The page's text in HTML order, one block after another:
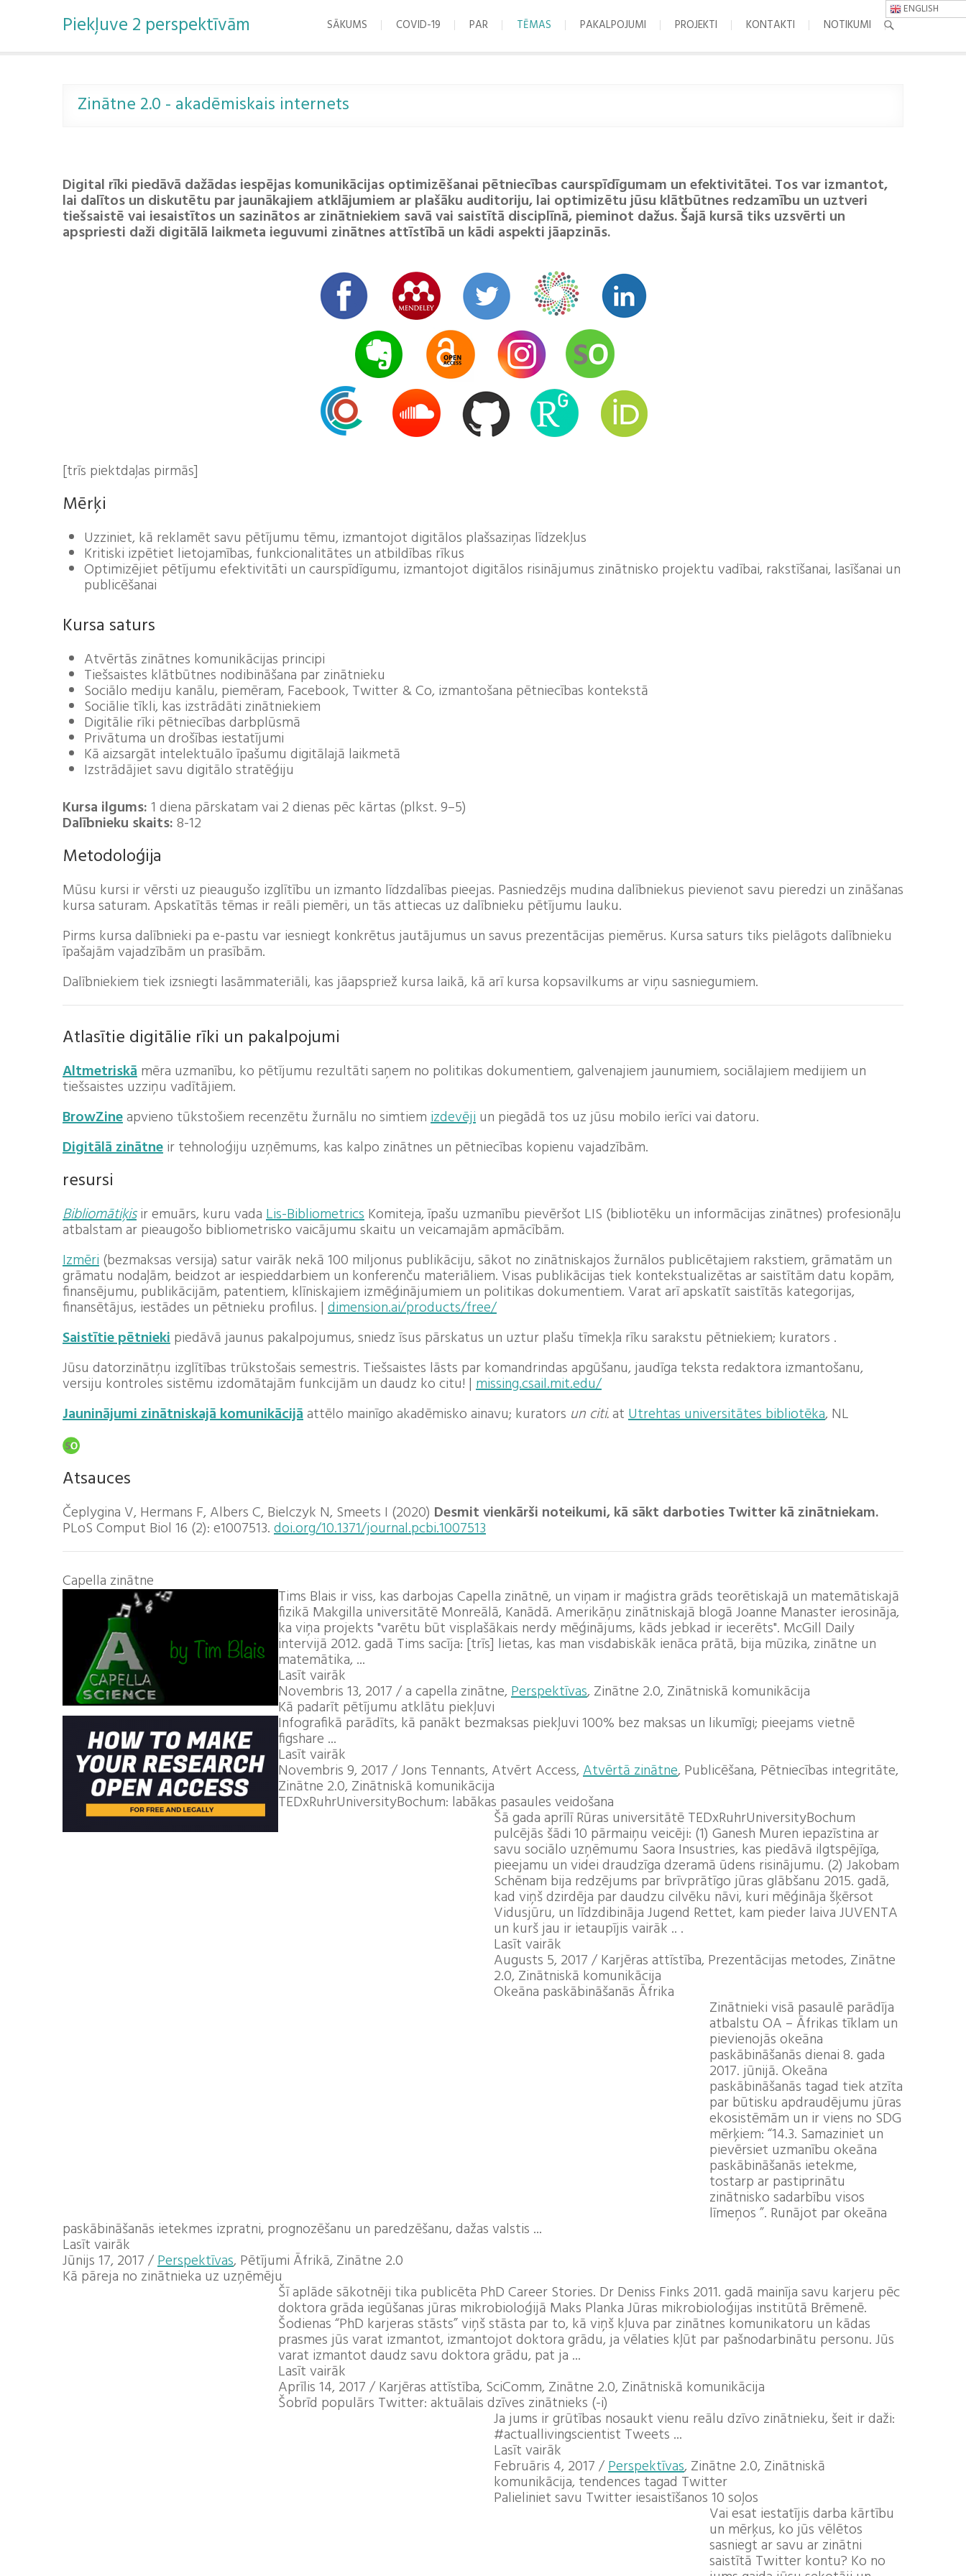
i
Piekļuve 2 perspektīvām SĀKUMS COVID-19 PAR TĒMAS PAKALPOJUMI PROJEKTI KONTAKTI NOTIKUMI
ENGLISH
Zinātne 2.0 - akadēmiskais internets
Digital rīki piedāvā dažādas iespējas komunikācijas optimizēšanai pētniecības caurspīdīgumam un efektivitātei. Tos var izmantot,
lai dalītos un diskutētu par jaunākajiem atklājumiem ar plašāku auditoriju, lai optimizētu jūsu klātbūtnes redzamību un uztveri
tiešsaistē vai iesaistītos un sazinātos ar zinātniekiem savā vai saistītā disciplīnā, pieminot dažus. Šajā kursā tiks uzsvērti un
apspriesti daži digitālā laikmeta ieguvumi zinātnes attīstībā un kādi aspekti jāapzinās.
[trīs piektdaļas pirmās]
Mērķi
Uzziniet, kā reklamēt savu pētījumu tēmu, izmantojot digitālos plašsaziņas līdzekļus
Kritiski izpētiet lietojamības, funkcionalitātes un atbildības rīkus
Optimizējiet pētījumu efektivitāti un caurspīdīgumu, izmantojot digitālos risinājumus zinātnisko projektu vadībai, rakstīšanai, lasīšanai un
publicēšanai
Kursa saturs
Atvērtās zinātnes komunikācijas principi
Tiešsaistes klātbūtnes nodibināšana par zinātnieku
Sociālo mediju kanālu, piemēram, Facebook, Twitter & Co, izmantošana pētniecības kontekstā
Sociālie tīkli, kas izstrādāti zinātniekiem
Digitālie rīki pētniecības darbplūsmā
Privātuma un drošības iestatījumi
Kā aizsargāt intelektuālo īpašumu digitālajā laikmetā
Izstrādājiet savu digitālo stratēģiju
Kursa ilgums:1 diena pārskatam vai 2 dienas pēc kārtas (plkst. 9–5)
Dalībnieku skaits:8-12
Metodoloģija
Mūsu kursi ir vērsti uz pieaugušo izglītību un izmanto līdzdalības pieejas. Pasniedzējs mudina dalībniekus pievienot savu pieredzi un zināšanas
kursa saturam. Apskatītās tēmas ir reāli piemēri, un tās attiecas uz dalībnieku pētījumu lauku.
Pirms kursa dalībnieki pa e-pastu var iesniegt konkrētus jautājumus un savus prezentācijas piemērus. Kursa saturs tiks pielāgots dalībnieku
īpašajām vajadzībām un prasībām.
Dalībniekiem tiek izsniegti lasāmmateriāli, kas jāapspriež kursa laikā, kā arī kursa kopsavilkums ar viņu sasniegumiem.
Atlasītie digitālie rīki un pakalpojumi
Altmetriskāmēra uzmanību, ko pētījumu rezultāti saņem no politikas dokumentiem, galvenajiem jaunumiem, sociālajiem medijiem un
tiešsaistes uzziņu vadītājiem.
BrowZineapvieno tūkstošiem recenzētu žurnālu no simtiemizdevējiun piegādā tos uz jūsu mobilo ierīci vai datoru.
Digitālā zinātneir tehnoloģiju uzņēmums, kas kalpo zinātnes un pētniecības kopienu vajadzībām.
resursi
Bibliomātiķisir emuārs, kuru vadaLis-BibliometricsKomiteja, īpašu uzmanību pievēršot LIS (bibliotēku un informācijas zinātnes) profesionāļu
atbalstam ar pieaugošo bibliometrisko vaicājumu skaitu un veicamajām apmācībām.
Izmēri(bezmaksas versija) satur vairāk nekā 100 miljonus publikāciju, sākot no zinātniskajos žurnālos publicētajiem rakstiem, grāmatām un
grāmatu nodaļām, beidzot ar iespieddarbiem un konferenču materiāliem. Visas publikācijas tiek kontekstualizētas ar saistītām datu kopām,
finansējumu, publikācijām, patentiem, klīniskajiem izmēģinājumiem un politikas dokumentiem. Varat arī apskatīt saistītās kategorijas,
finansētājus, iestādes un pētnieku profilus. | dimension.ai/products/free/
Saistītie pētniekipiedāvā jaunus pakalpojumus, sniedz īsus pārskatus un uztur plašu tīmekļa rīku sarakstu pētniekiem; kurators .
Jūsu datorzinātņu izglītības trūkstošais semestris. Tiešsaistes lāsts par komandrindas apgūšanu, jaudīga teksta redaktora izmantošanu,
versiju kontroles sistēmu izdomātajām funkcijām un daudz ko citu! | missing.csail.mit.edu/
Jauninājumi zinātniskajā komunikācijāattēlo mainīgo akadēmisko ainavu; kurators un citi.atUtrehtas universitātes bibliotēka, NL
Atsauces
Čeplygina V, Hermans F, Albers C, Bielczyk N, Smeets I (2020) Desmit vienkārši noteikumi, kā sākt darboties Twitter kā zinātniekam.
PLoS Comput Biol 16 (2): e1007513.doi.org/10.1371/journal.pcbi.1007513
Capella zinātne
Tims Blais ir viss, kas darbojas Capella zinātnē, un viņam ir maģistra grāds teorētiskajā un matemātiskajā
fizikā Makgilla universitātē Monreālā, Kanādā. Amerikāņu zinātniskajā blogā Joanne Manaster ierosināja,
ka viņa projekts "varētu būt visplašākais nerdy mēģinājums, kāds jebkad ir iecerēts". McGill Daily
intervijā 2012. gadā Tims sacīja: [trīs] lietas, kas man visdabiskāk ienāca prātā, bija mūzika, zinātne un
matemātika, ...
Lasīt vairāk
Novembris 13, 2017/a capella zinātne,Perspektīvas, Zinātne 2.0, Zinātniskā komunikācija
Kā padarīt pētījumu atklātu piekļuvi
Infografikā parādīts, kā panākt bezmaksas piekļuvi 100% bez maksas un likumīgi; pieejams vietnē
figshare ...
Lasīt vairāk
Novembris 9, 2017/Jons Tennants, Atvērt Access,Atvērtā zinātne, Publicēšana, Pētniecības integritāte,
Zinātne 2.0, Zinātniskā komunikācija
TEDxRuhrUniversityBochum: labākas pasaules veidošana
Šā gada aprīlī Rūras universitātē TEDxRuhrUniversityBochum
pulcējās šādi 10 pārmaiņu veicēji: (1) Ganesh Muren iepazīstina ar
savu sociālo uzņēmumu Saora Insustries, kas piedāvā ilgtspējīga,
pieejamu un videi draudzīga dzeramā ūdens risinājumu. (2) Jakobam
Schēnam bija redzējums par brīvprātīgo jūras glābšanu 2015. gadā,
kad viņš dzirdēja par daudzu cilvēku nāvi, kuri mēģināja šķērsot
Vidusjūru, un līdzdibināja Jugend Rettet, kam pieder laiva JUVENTA
un kurš jau ir ietaupījis vairāk .. .
Lasīt vairāk
Augusts 5, 2017/Karjēras attīstība, Prezentācijas metodes, Zinātne
2.0, Zinātniskā komunikācija
Okeāna paskābināšanās Āfrika
Zinātnieki visā pasaulē parādīja
atbalstu OA – Āfrikas tīklam un
pievienojās okeāna
paskābināšanās dienai 8. gada
2017. jūnijā. Okeāna
paskābināšanās tagad tiek atzīta
par būtisku apdraudējumu jūras
ekosistēmām un ir viens no SDG
mērķiem: “14.3. Samaziniet un
pievērsiet uzmanību okeāna
paskābināšanās ietekme,
tostarp ar pastiprinātu
zinātnisko sadarbību visos
līmeņos ”. Runājot par okeāna
paskābināšanās ietekmes izpratni, prognozēšanu un paredzēšanu, dažas valstis ...
Lasīt vairāk
Jūnijs 17, 2017/Perspektīvas, Pētījumi Āfrikā, Zinātne 2.0
Kā pāreja no zinātnieka uz uzņēmēju
Šī aplāde sākotnēji tika publicēta PhD Career Stories. Dr Deniss Finks 2011. gadā mainīja savu karjeru pēc
doktora grāda iegūšanas jūras mikrobioloģijā Maks Planka Jūras mikrobioloģijas institūtā Brēmenē.
Šodienas “PhD karjeras stāsts” viņš stāsta par to, kā viņš kļuva par zinātnes komunikatoru un kādas
prasmes jūs varat izmantot, izmantojot doktora grādu, ja vēlaties kļūt par pašnodarbinātu personu. Jūs
varat izmantot daudz savu doktora grādu, pat ja ...
Lasīt vairāk
Aprīlis 14, 2017/Karjēras attīstība, SciComm, Zinātne 2.0, Zinātniskā komunikācija
Šobrīd populārs Twitter: aktuālais dzīves zinātnieks (-i)
Ja jums ir grūtības nosaukt vienu reālu dzīvo zinātnieku, šeit ir daži:
#actuallivingscientist Tweets ...
Lasīt vairāk
Februāris 4, 2017/Perspektīvas, Zinātne 2.0, Zinātniskā
komunikācija, tendences tagad Twitter
Palieliniet savu Twitter iesaistīšanos 10 soļos
Vai esat iestatījis darba kārtību
un mērķus, ko jūs vēlētos
sasniegt ar savu ar zinātni
saistītā Twitter kontu? Ko no